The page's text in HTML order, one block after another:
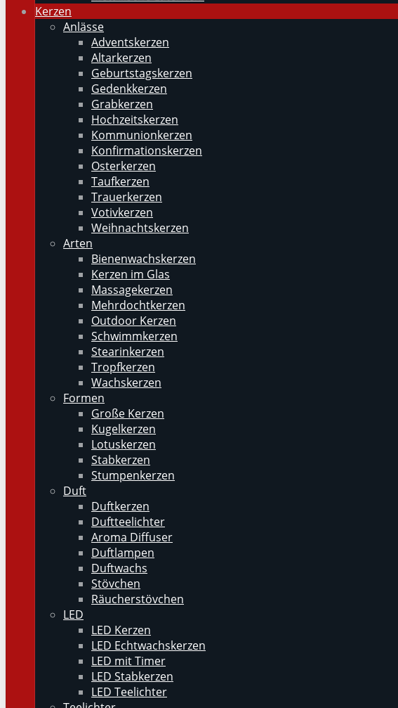
Kerzen
Anlässe
Adventskerzen
Altarkerzen
Geburtstagskerzen
Gedenkkerzen
Grabkerzen
Hochzeitskerzen
Kommunionkerzen
Konfirmationskerzen
Osterkerzen
Taufkerzen
Trauerkerzen
Votivkerzen
Weihnachtskerzen
Arten
Bienenwachskerzen
Kerzen im Glas
Massagekerzen
Mehrdochtkerzen
Outdoor Kerzen
Schwimmkerzen
Stearinkerzen
Tropfkerzen
Wachskerzen
Formen
Große Kerzen
Kugelkerzen
Lotuskerzen
Stabkerzen
Stumpenkerzen
Duft
Duftkerzen
Duftteelichter
Aroma Diffuser
Duftlampen
Duftwachs
Stövchen
Räucherstövchen
LED
LED Kerzen
LED Echtwachskerzen
LED mit Timer
LED Stabkerzen
LED Teelichter